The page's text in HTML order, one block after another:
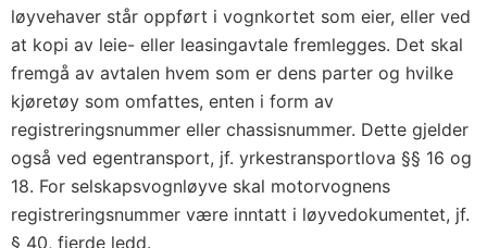
løyvehaver står oppført i vognkortet som eier, eller ved
at kopi av leie- eller leasingavtale fremlegges. Det skal
fremgå av avtalen hvem som er dens parter og hvilke
kjøretøy som omfattes, enten i form av
registreringsnummer eller chassisnummer. Dette gjelder
også ved egentransport, jf. yrkestransportlova §§ 16 og
18. For selskapsvognløyve skal motorvognens
registreringsnummer være inntatt i løyvedokumentet, jf.
§ 40, fjerde ledd.